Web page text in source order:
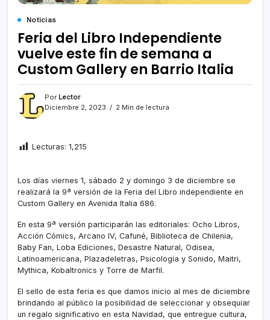
Noticias
Feria del Libro Independiente
vuelve este fin de semana a
Custom Gallery en Barrio Italia
Por Lector
Diciembre 2, 2023
2 Min de lectura
Lecturas: 1,215
Los días viernes 1, sábado 2 y domingo 3 de diciembre se
realizará la 9ª versión de la Feria del Libro independiente en
Custom Gallery en Avenida Italia 686.
En esta 9ª versión participarán las editoriales: Ocho Libros,
Acción Cómics, Arcano IV, Cafuné, Biblioteca de Chilenia,
Baby Fan, Loba Ediciones, Desastre Natural, Odisea,
Latinoamericana, Plazadeletras, Psicología y Sonido, Maitri,
Mythica, Kobaltronics y Torre de Marfil.
El sello de esta feria es que damos inicio al mes de diciembre
brindando al público la posibilidad de seleccionar y obsequiar
un regalo significativo en esta Navidad, que entregue cultura,